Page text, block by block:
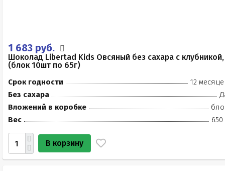
1 683 руб.
Шоколад Libertad Kids Овсяный без сахара с клубникой,
(блок 10шт по 65г)
Срок годности
12
Без сахара
Вложений в коробке
Вес
650
В корзину